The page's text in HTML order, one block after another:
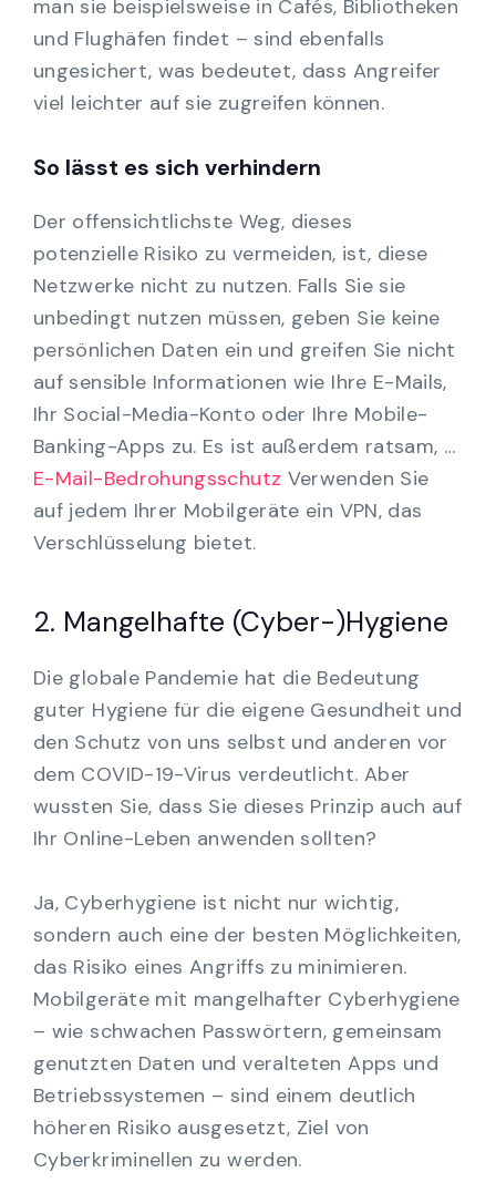
man sie beispielsweise in Cafés, Bibliotheken
und Flughäfen findet – sind ebenfalls
ungesichert, was bedeutet, dass Angreifer
viel leichter auf sie zugreifen können.
So lässt es sich verhindern
Der offensichtlichste Weg, dieses
potenzielle Risiko zu vermeiden, ist, diese
Netzwerke nicht zu nutzen. Falls Sie sie
unbedingt nutzen müssen, geben Sie keine
persönlichen Daten ein und greifen Sie nicht
auf sensible Informationen wie Ihre E-Mails,
Ihr Social-Media-Konto oder Ihre Mobile-
Banking-Apps zu. Es ist außerdem ratsam, …
E-Mail-Bedrohungsschutz Verwenden Sie
auf jedem Ihrer Mobilgeräte ein VPN, das
Verschlüsselung bietet.
2. Mangelhafte (Cyber-)Hygiene
Die globale Pandemie hat die Bedeutung
guter Hygiene für die eigene Gesundheit und
den Schutz von uns selbst und anderen vor
dem COVID-19-Virus verdeutlicht. Aber
wussten Sie, dass Sie dieses Prinzip auch auf
Ihr Online-Leben anwenden sollten?
Ja, Cyberhygiene ist nicht nur wichtig,
sondern auch eine der besten Möglichkeiten,
das Risiko eines Angriffs zu minimieren.
Mobilgeräte mit mangelhafter Cyberhygiene
– wie schwachen Passwörtern, gemeinsam
genutzten Daten und veralteten Apps und
Betriebssystemen – sind einem deutlich
höheren Risiko ausgesetzt, Ziel von
Cyberkriminellen zu werden.